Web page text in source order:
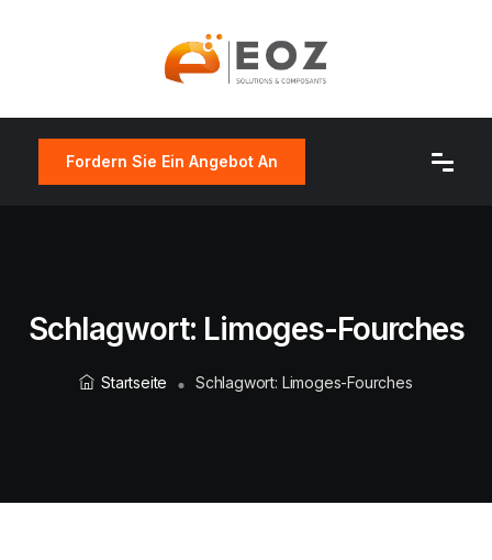
Fordern Sie Ein Angebot An
Schlagwort: Limoges-Fourches
Startseite Schlagwort: Limoges-Fourches